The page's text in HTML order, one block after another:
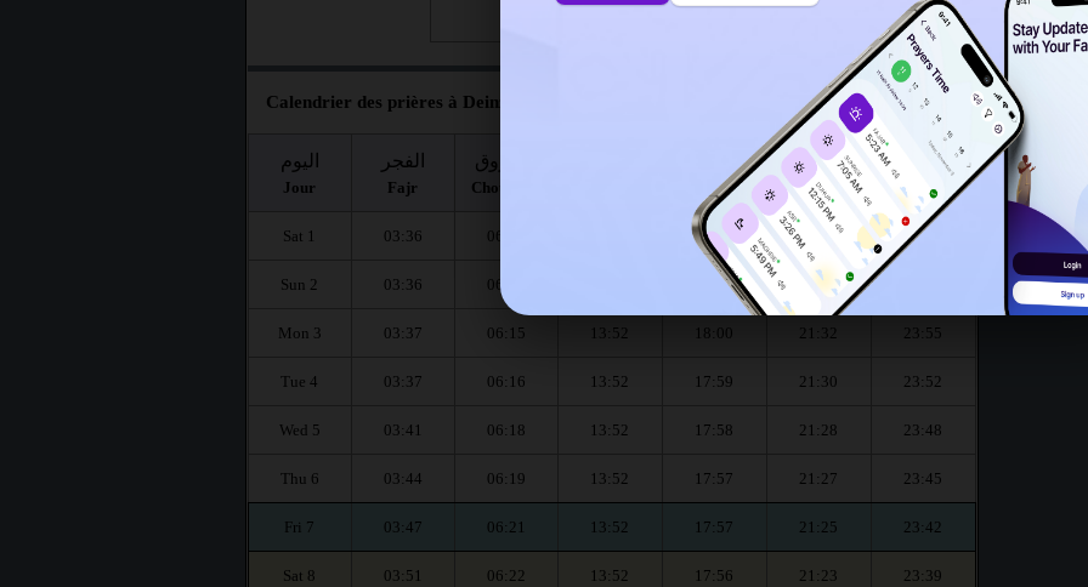
Calendrier des prières à Deinze pour le mois de August :
اليوم
Jour
الفجر
Fajr
الشروق
Chourouq Asr
المغرب
Maghrib
العشاء
Isha
Sat 1 03:36 06:12 18:01 21:35 23:59
Sun 2 03:36 06:13 18:01 21:34
Mon 3 03:37 06:15 13:52 18:00 21:32 23:55
Tue 4 03:37 06:16 13:52 17:59 21:30 23:52
Wed 5 03:41 06:18 13:52 17:58 21:28 23:48
Thu 6 03:44 06:19 13:52 17:57 21:27 23:45
Fri 7 03:47 06:21 13:52 17:57 21:25 23:42
Sat 8 03:51 06:22 13:52 17:56 21:23 23:39